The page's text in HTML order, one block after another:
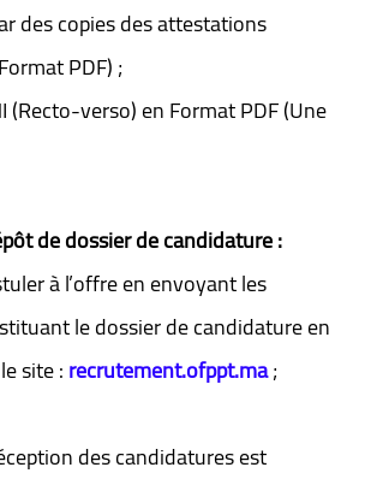
des copies des attestations
PDF) ;
(Recto-verso) en Format PDF (Une
de dossier de candidature :
à l’offre en envoyant les
le dossier de candidature en
site :recrutement.ofppt.ma;
des candidatures est